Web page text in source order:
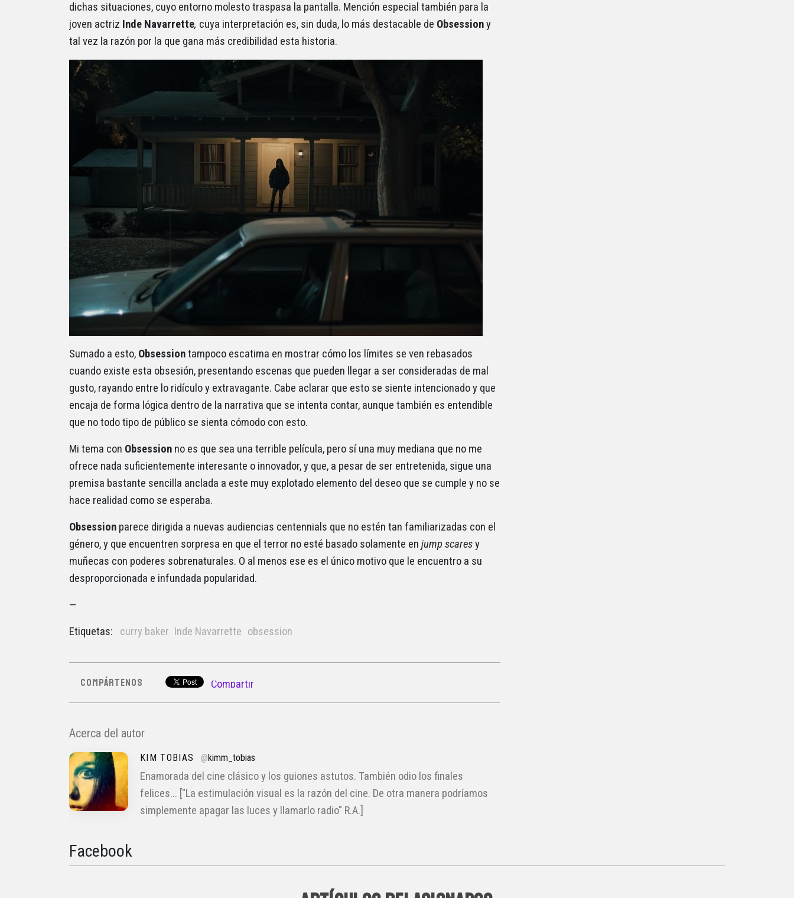
dichas situaciones, cuyo entorno molesto traspasa la pantalla. Mención especial también para la
joven actriz Inde Navarrette, cuya interpretación es, sin duda, lo más destacable de Obsessiony
tal vez la razón por la que gana más credibilidad esta historia.
Sumado a esto, Obsessiontampoco escatima en mostrar cómo los límites se ven rebasados
cuando existe esta obsesión, presentando escenas que pueden llegar a ser consideradas de mal
gusto, rayando entre lo ridículo y extravagante. Cabe aclarar que esto se siente intencionado y que
encaja de forma lógica dentro de la narrativa que se intenta contar, aunque también es entendible
que no todo tipo de público se sienta cómodo con esto.
Mi tema con Obsession no es que sea una terrible película, pero sí una muy mediana que no me
ofrece nada suficientemente interesante o innovador, y que, a pesar de ser entretenida, sigue una
premisa bastante sencilla anclada a este muy explotado elemento del deseo que se cumple y no se
hace realidad como se esperaba.
Obsession parece dirigida a nuevas audiencias centennials que no estén tan familiarizadas con el
género, y que encuentren sorpresa en que el terror no esté basado solamente en jump scaresy
muñecas con poderes sobrenaturales. O al menos ese es el único motivo que le encuentro a su
desproporcionada e infundada popularidad.
—
Etiquetas: curry baker Inde Navarrette obsession
COMPÁRTENOS Compartir
Acerca del autor
KIM TOBIAS @kimm_tobias
Enamorada del cine clásico y los guiones astutos. También odio los finales
felices... ["La estimulación visual es la razón del cine. De otra manera podríamos
simplemente apagar las luces y llamarlo radio" R.A.]
Facebook